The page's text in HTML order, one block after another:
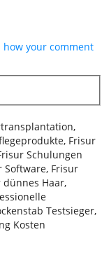
how your comment
Frisur
Schulungen
Software, Frisur
Haar,
Testsieger,
Kosten